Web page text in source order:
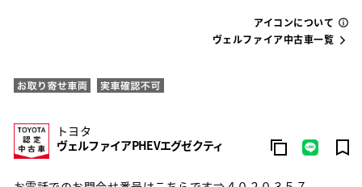
アイコンについて
ヴェルファイア中古車一覧
トヨタ
ヴェルファイアPHEVエグゼクティ